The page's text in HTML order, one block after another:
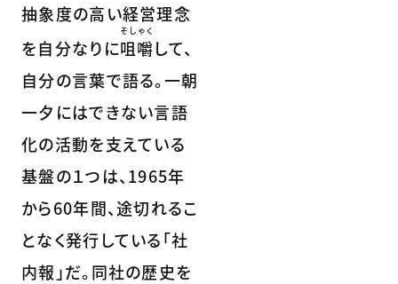
抽象度の高い経営理念
を自分なりに咀嚼
そしゃく
して、
自分の言葉で語る。一朝
一夕にはできない言語
化の活動を支えている
基盤の１つは、1965年
から60年間、途切れるこ
となく発行している「社
内報」だ。同社の歴史を